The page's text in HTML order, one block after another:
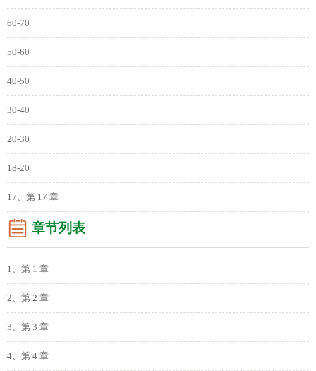
60-70
50-60
40-50
30-40
20-30
18-20
17、第 17 章
章节列表
1、第 1 章
2、第 2 章
3、第 3 章
4、第 4 章